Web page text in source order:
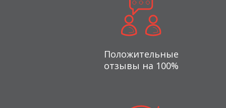
Положительные
отзывы на 100%